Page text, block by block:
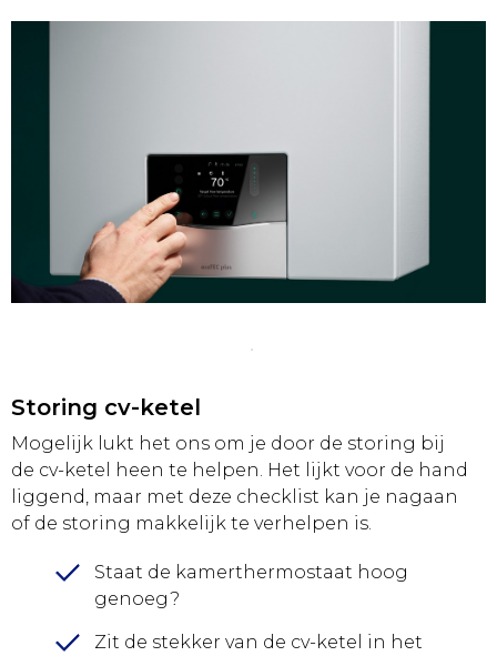
Storing cv-ketel
Mogelijk lukt het ons om je door de storing bij
de cv-ketel heen te helpen. Het lijkt voor de hand
liggend, maar met deze checklist kan je nagaan
of de storing makkelijk te verhelpen is.
Staat de kamerthermostaat hoog
genoeg?
Zit de stekker van de cv-ketel in het